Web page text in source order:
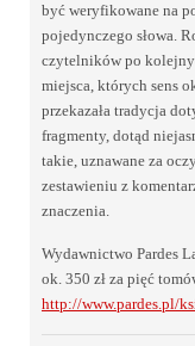
być weryfikowane na
pojedynczego słowa.
czytelników po
miejsca, których sens
przekazała tradycja
fragmenty, dotąd
takie, uznawane za
zestawieniu z
znaczenia.
Wydawnictwo Pardes
ok. 350 zł za pięć
http://www.pardes.pl/